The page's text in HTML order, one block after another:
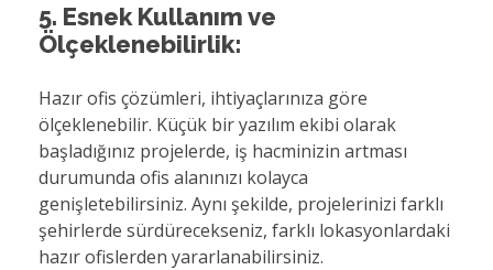
5. Esnek Kullanım ve
Ölçeklenebilirlik:
Hazır ofis çözümleri, ihtiyaçlarınıza göre
ölçeklenebilir. Küçük bir yazılım ekibi olarak
başladığınız projelerde, iş hacminizin artması
durumunda ofis alanınızı kolayca
genişletebilirsiniz. Aynı şekilde, projelerinizi farklı
şehirlerde sürdürecekseniz, farklı lokasyonlardaki
hazır ofislerden yararlanabilirsiniz.